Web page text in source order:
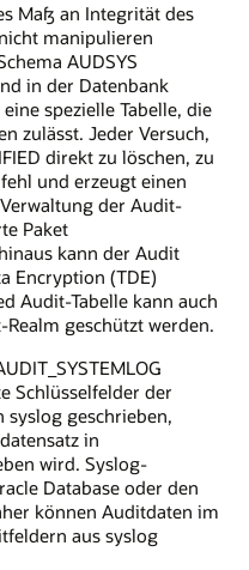
Maß an Integrität des
manipulieren
AUDSYS
in der Datenbank
spezielle Tabelle, die
zulässt. Jeder Versuch,
direkt zu löschen, zu
und erzeugt einen
der Audit-
Paket
kann der Audit
Encryption (TDE)
Audit-Tabelle kann auch
geschützt werden.
Schlüsselfelder der
geschrieben,
in
wird. Syslog-
Database oder den
können Auditdaten im
aus syslog